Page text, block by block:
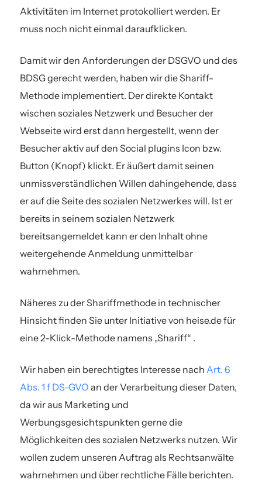
Aktivitäten im Internet protokolliert werden. Er
muss noch nicht einmal daraufklicken.
Damit wir den Anforderungen der DSGVO und des
BDSG gerecht werden, haben wir die Shariff-
Methode implementiert. Der direkte Kontakt
wischen soziales Netzwerk und Besucher der
Webseite wird erst dann hergestellt, wenn der
Besucher aktiv auf den Social plugins Icon bzw.
Button (Knopf) klickt. Er äußert damit seinen
unmissverständlichen Willen dahingehende, dass
er auf die Seite des sozialen Netzwerkes will. Ist er
bereits in seinem sozialen Netzwerk
bereitsangemeldet kann er den Inhalt ohne
weitergehende Anmeldung unmittelbar
wahrnehmen.
Näheres zu der Shariffmethode in technischer
Hinsicht finden Sie unter Initiative von heise.de für
eine 2-Klick-Methode namens „Shariff“ .
Wir haben ein berechtigtes Interesse nachArt. 6
Abs. 1 f DS-GVO an der Verarbeitung dieser Daten,
da wir aus Marketing und
Werbungsgesichtspunkten gerne die
Möglichkeiten des sozialen Netzwerks nutzen. Wir
wollen zudem unseren Auftrag als Rechtsanwälte
wahrnehmen und über rechtliche Fälle berichten.